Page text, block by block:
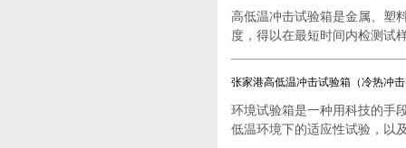
高低温冲击试验箱是金属、塑
度，得以在最短时间内检测试
张家港高低温冲击试验箱（冷热冲
环境试验箱是一种用科技的手
低温环境下的适应性试验，以